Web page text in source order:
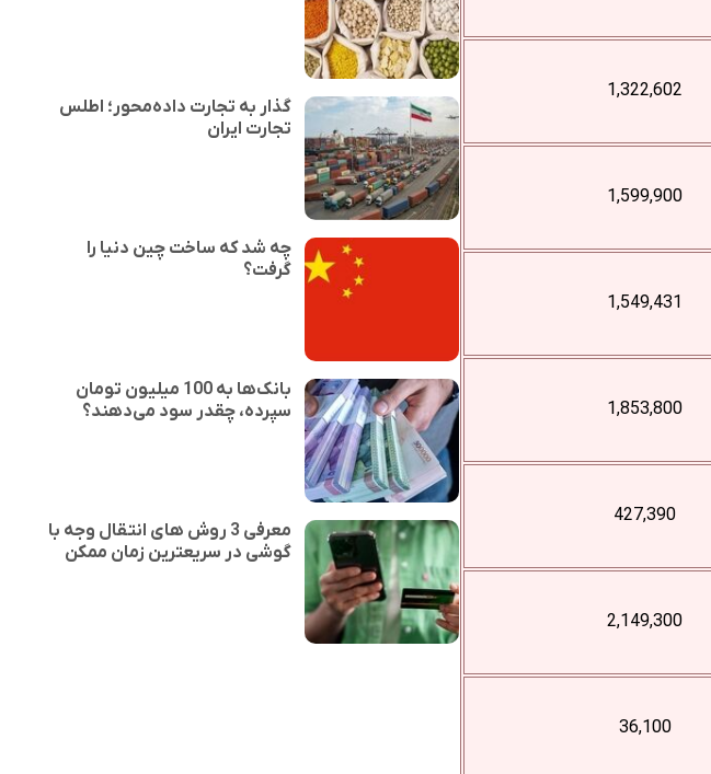
1,322,602
1,599,900
1,549,431
1,853,800
427,390
2,149,300
36,100
گذار به تجارت داده‌محور؛ اطلس
تجارت ایران
چه شد که ساخت چین دنیا را
گرفت؟
بانک‌ها به 100 میلیون تومان
سپرده، چقدر سود می‌دهند؟
معرفی 3 روش های انتقال وجه با
گوشی در سریعترین زمان ممکن